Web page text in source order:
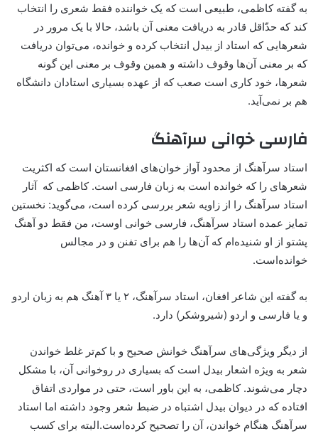
به گفته کاظمی، طبیعی است که یک خواننده فقط شعری را انتخاب
کند که حدّاقل قادر به دریافت معنی آن باشد، حالا با یک مرور در
شعرهایی که استاد از بیدل انتخاب کرده و خوانده‌، می‌توان دریافت
که بر معنی آن‌ها وقوف داشته و همین وقوف بر معنی این گونه
‌شعرها، خود کاری است صعب که از عهده بسیاری استادان دانشگاه
هم بر نمی‌آید.
فارسی خوانی سرآهنگ
استاد سرآهنگ از محدود آواز خوان‌های افغانستان است که اکثریت
شعرهای را که خوانده است به زبان فارسی است. کاظمی که آثار
استاد سرآهنگ را از زاویه شعر بررسی کرده است، می‌گوید: نخستین
تمایز عمده استاد سرآهنگ‌، فارسی خوانی اوست‌، من فقط دو آهنگ
پشتو از او شنیده‌ام که آن‌ها را هم برای تفنن و در مجالس
خوانده‌است‌.
به گفته این شاعر افغان، استاد سرآهنگ، ۲ یا ۳ آهنگ هم به زبان اردو
و یا فارسی و اردو (شیروشکر) دارد.
از دیگر ویژگی‌های سرآهنگ خوانش صحیح و با کم‌تر غلط خواندن
شعر به ویژه اشعار بیدل است که بسیاری در روخوانی آن، با مشکل
دچار می‌شوند. کاظمی، به این باور است، حتی در مواردی اتفاق
افتاده که در دیوان بیدل اشتباه در ضبط شعر وجود داشته اما استاد
سرآهنگ هنگام خواندن، آن را تصحیح کرده‌است.البته برای کسب